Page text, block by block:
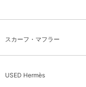
スカーフ・マフラー
USED Hermès